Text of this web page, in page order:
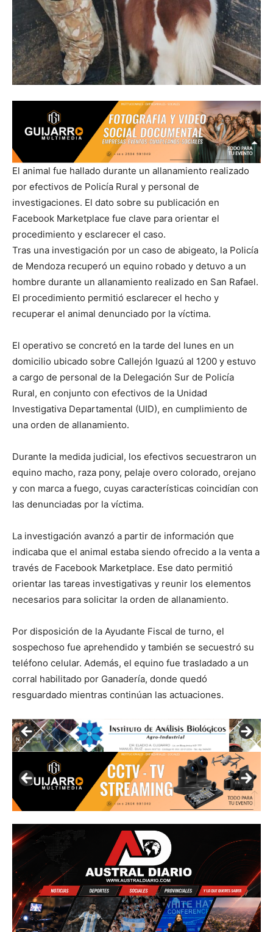
El animal fue hallado durante un allanamiento realizado
por efectivos de Policía Rural y personal de
investigaciones. El dato sobre su publicación en
Facebook Marketplace fue clave para orientar el
procedimiento y esclarecer el caso.
Tras una investigación por un caso de abigeato, la Policía
de Mendoza recuperó un equino robado y detuvo a un
hombre durante un allanamiento realizado en San Rafael.
El procedimiento permitió esclarecer el hecho y
recuperar el animal denunciado por la víctima.
El operativo se concretó en la tarde del lunes en un
domicilio ubicado sobre Callejón Iguazú al 1200 y estuvo
a cargo de personal de la Delegación Sur de Policía
Rural, en conjunto con efectivos de la Unidad
Investigativa Departamental (UID), en cumplimiento de
una orden de allanamiento.
Durante la medida judicial, los efectivos secuestraron un
equino macho, raza pony, pelaje overo colorado, orejano
y con marca a fuego, cuyas características coincidían con
las denunciadas por la víctima.
La investigación avanzó a partir de información que
indicaba que el animal estaba siendo ofrecido a la venta a
través de Facebook Marketplace. Ese dato permitió
orientar las tareas investigativas y reunir los elementos
necesarios para solicitar la orden de allanamiento.
Por disposición de la Ayudante Fiscal de turno, el
sospechoso fue aprehendido y también se secuestró su
teléfono celular. Además, el equino fue trasladado a un
corral habilitado por Ganadería, donde quedó
resguardado mientras continúan las actuaciones.